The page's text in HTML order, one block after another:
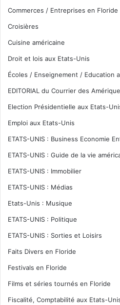
Commerces / Entreprises en Floride
Croisières
Cuisine américaine
Droit et lois aux Etats-Unis
Écoles / Enseignement / Education
EDITORIAL du Courrier des
Election Présidentielle aux Etats-
Emploi aux Etats-Unis
ETATS-UNIS : Business Economie
ETATS-UNIS : Guide de la vie
ETATS-UNIS : Immobilier
ETATS-UNIS : Médias
Etats-Unis : Musique
ETATS-UNIS : Politique
ETATS-UNIS : Sorties et Loisirs
Faits Divers en Floride
Festivals en Floride
Films et séries tournés en Floride
Fiscalité, Comptabilité aux Etats-